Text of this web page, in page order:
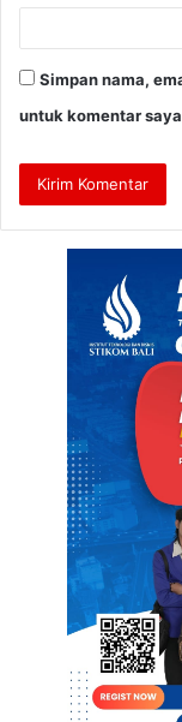
Simpan nama,
untuk komentar